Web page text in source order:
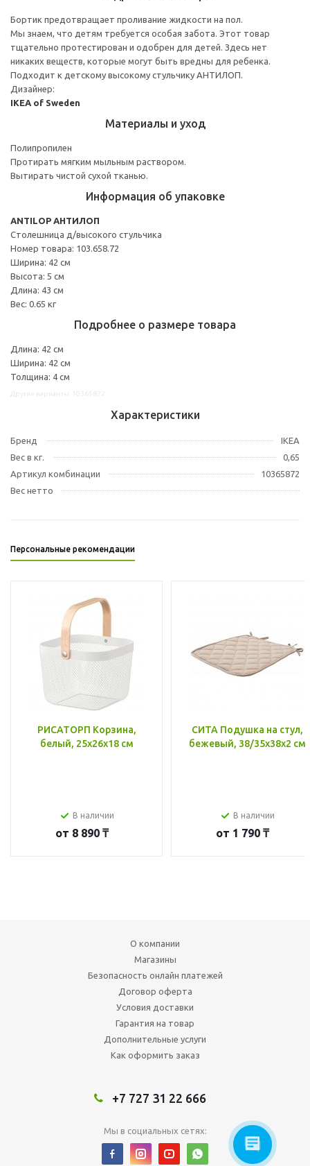
Бортик предотвращает проливание жидкости на пол.
Мы знаем, что детям требуется особая забота. Этот товар
тщательно протестирован и одобрен для детей. Здесь нет
никаких веществ, которые могут быть вредны для ребенка.
Подходит к детскому высокому стульчику АНТИЛОП.
Дизайнер:
IKEA of Sweden
Материалы и уход
Полипропилен
Протирать мягким мыльным раствором.
Вытирать чистой сухой тканью.
Информация об упаковке
ANTILOP АНТИЛОП
Столешница д/высокого стульчика
Номер товара: 103.658.72
Ширина: 42 см
Высота: 5 см
Длина: 43 см
Вес: 0.65 кг
Подробнее о размере товара
Длина: 42 см
Ширина: 42 см
Толщина: 4 см
Характеристики
Бренд
IKEA
Вес в кг.
0,65
Артикул комбинации
10365872
Вес нетто
Персональные рекомендации
РИСАТОРП Корзина,
белый, 25x26x18 см
В наличии
от 8 890 ₸
СИТА Подушка на стул,
бежевый, 38/35x38x2 см
В наличии
от 1 790 ₸
О компании
Магазины
Безопасность онлайн платежей
Договор оферта
Условия доставки
Гарантия на товар
Дополнительные услуги
Как оформить заказ
+7 727 31 22 666
Мы в социальных сетях: